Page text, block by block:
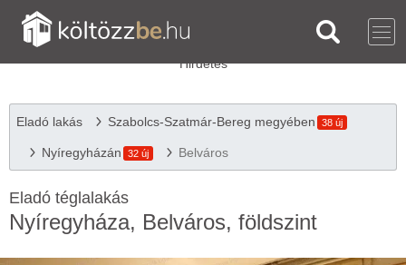
Eladó lakás Szabolcs-Szatmár-Bereg megyében 38 új
Nyíregyházán 32 új Belváros
Eladó téglalakás
Nyíregyháza, Belváros, földszint